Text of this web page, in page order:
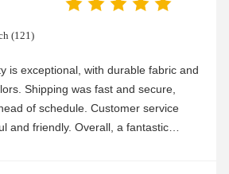
(121)
is exceptional, with durable fabric and
Shipping was fast and secure,
of schedule. Customer service
and friendly. Overall, a fantastic